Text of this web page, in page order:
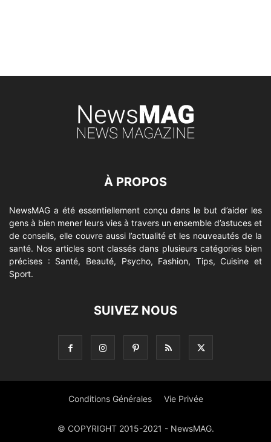
À PROPOS
NewsMAG a été essentiellement conçu dans le but d’aider les
gens à bien mener leurs vies à travers un ensemble d’astuces et
de conseils, elle couvre aussi l’actualité et les nouveautés de la
santé. Nos articles sont classés dans plusieurs catégories bien
précises : Santé, Beauté, Psycho, Fashion, Tips, Cuisine et
Sport.
SUIVEZ NOUS
Conditions Générales Vie Privée
© COPYRIGHT 2015-2021 - NewsMAG.